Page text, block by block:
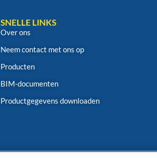
SNELLE LINKS
Over ons
Neem contact met ons op
Producten
BIM-documenten
Productgegevens downloaden